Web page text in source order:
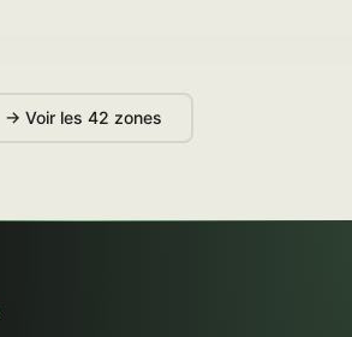
→ Voir les 42 zones